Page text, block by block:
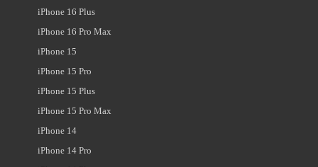
iPhone 16 Plus
iPhone 16 Pro Max
iPhone 15
iPhone 15 Pro
iPhone 15 Plus
iPhone 15 Pro Max
iPhone 14
iPhone 14 Pro